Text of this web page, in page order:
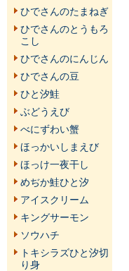
ひでさんのたまねぎ
ひでさんのとうもろ
こし
ひでさんのにんじん
ひでさんの豆
ひと汐鮭
ぶどうえび
べにずわい蟹
ほっかいしまえび
ほっけ一夜干し
めぢか鮭ひと汐
アイスクリーム
キングサーモン
ソウハチ
トキシラズひと汐切
り身